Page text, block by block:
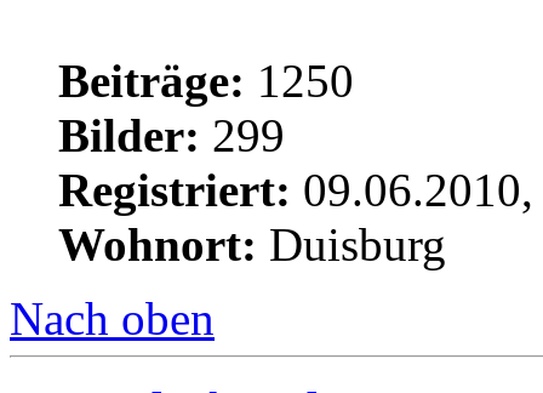
Beiträge: 1250
Bilder: 299
Registriert:
Wohnort: Duisburg
Nach oben